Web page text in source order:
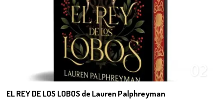
EL REY DE LOS LOBOS de Lauren Palphreyman